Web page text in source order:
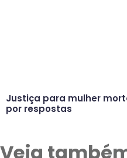
Justiça para mulher
por respostas
Veja